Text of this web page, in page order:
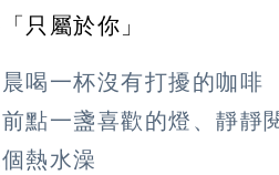
只屬於你」
喝一杯沒有打擾的咖啡
點一盞喜歡的燈、靜靜
熱水澡